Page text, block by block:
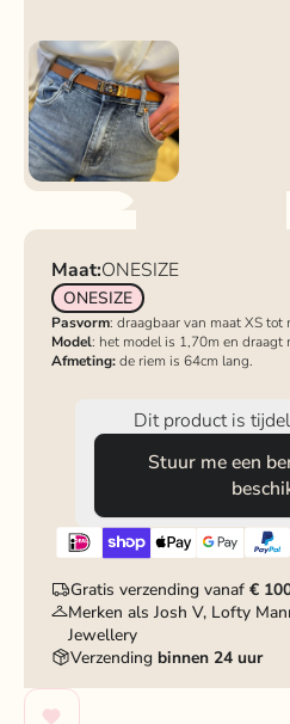
Maat:ONESIZE
ONESIZE
Pasvorm: draagbaar van maat XS tot
Model: het model is 1,70m en draagt
Afmeting:de riem is 64cm lang.
Dit product is
Stuur me een
Gratis verzending vanaf€
Merken als Josh V, Lofty
Jewellery
Verzendingbinnen 24 uur